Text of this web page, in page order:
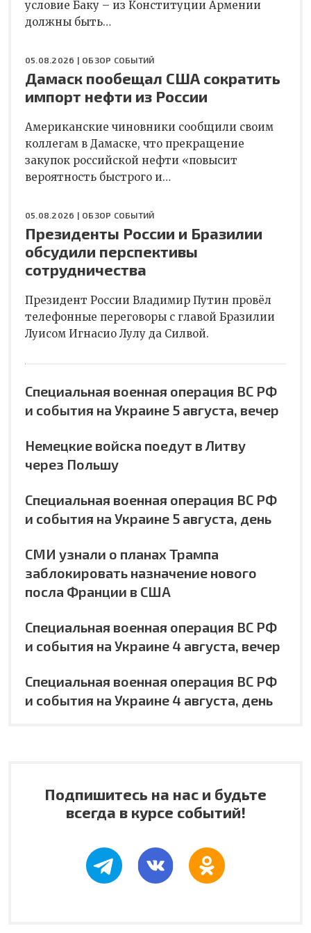
условие Баку – из Конституции Армении
должны быть…
05.08.2026 | ОБЗОР СОБЫТИЙ
Дамаск пообещал США сократить
импорт нефти из России
Американские чиновники сообщили своим
коллегам в Дамаске, что прекращение
закупок российской нефти «повысит
вероятность быстрого и…
05.08.2026 | ОБЗОР СОБЫТИЙ
Президенты России и Бразилии
обсудили перспективы
сотрудничества
Президент России Владимир Путин провёл
телефонные переговоры с главой Бразилии
Луисом Игнасио Лулу да Силвой.
Специальная военная операция ВС РФ
и события на Украине 5 августа, вечер
Немецкие войска поедут в Литву
через Польшу
Специальная военная операция ВС РФ
и события на Украине 5 августа, день
СМИ узнали о планах Трампа
заблокировать назначение нового
посла Франции в США
Специальная военная операция ВС РФ
и события на Украине 4 августа, вечер
Специальная военная операция ВС РФ
и события на Украине 4 августа, день
Подпишитесь на нас и будьте
всегда в курсе событий!